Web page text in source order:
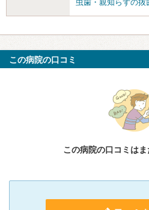
虫歯・親知らずの抜
この病院の口コミ
この病院の口コミはま